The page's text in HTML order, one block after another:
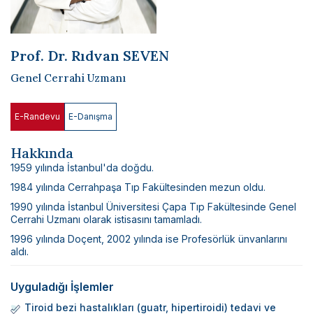
Sağlık Turizmi
Bilimsel Yayınlar
Haberler
Prof. Dr. Rıdvan SEVEN
Genel Cerrahi Uzmanı
E-Randevu E-Danışma
Hakkında
1959 yılında İstanbul'da doğdu.
1984 yılında Cerrahpaşa Tıp Fakültesinden mezun oldu.
1990 yılında İstanbul Üniversitesi Çapa Tıp Fakültesinde Genel
Cerrahi Uzmanı olarak istisasını tamamladı.
1996 yılında Doçent, 2002 yılında ise Profesörlük ünvanlarını
aldı.
Uyguladığı İşlemler
Tiroid bezi hastalıkları (guatr, hipertiroidi) tedavi ve